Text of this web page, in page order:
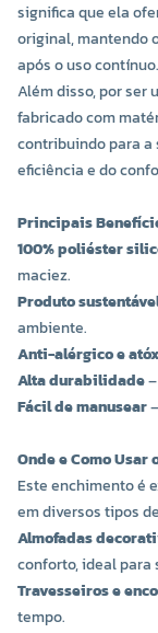
significa que ela
original, mantendo
após o uso contínuo.
Além disso, por ser
fabricado com
contribuindo para
eficiência e do
Principais
100% poliéster
maciez.
Produto
ambiente.
Anti-alérgico e
Alta durabilidade
Fácil de manusear
Onde e Como Usar
Este enchimento é
em diversos tipos
Almofadas
conforto, ideal para
Travesseiros e
tempo.